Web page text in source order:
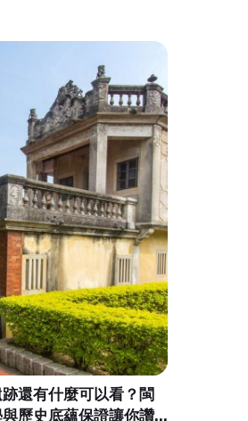
跡還有什麼可以看？閩
歷史底蘊保證讓你讚